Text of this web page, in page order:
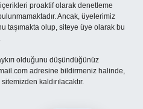
proaktif olarak denetleme
Ancak, üyelerimiz
taşımakta olup, siteye üye olarak bu
olduğunu düşündüğünüz
adresine bildirmeniz halinde,
kaldırılacaktır.